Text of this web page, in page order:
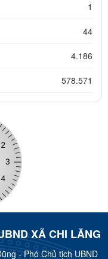
1
44
4.186
578.571
XÃ CHI LĂNG
- Phó Chủ tịch UBND